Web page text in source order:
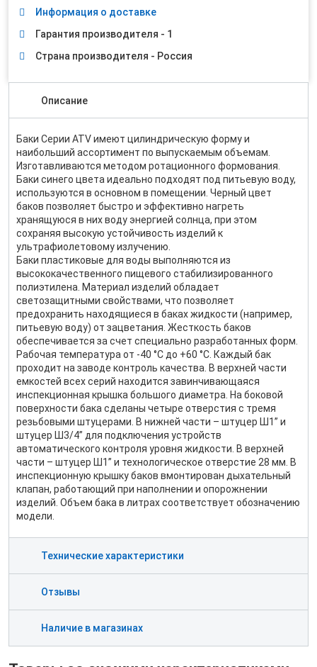
Информация о доставке
Гарантия производителя - 1
Страна производителя - Россия
Описание
Баки Серии ATV имеют цилиндрическую форму и
наибольший ассортимент по выпускаемым объемам.
Изготавливаются методом ротационного формования.
Баки синего цвета идеально подходят под питьевую воду,
используются в основном в помещении. Черный цвет
баков позволяет быстро и эффективно нагреть
хранящуюся в них воду энергией солнца, при этом
сохраняя высокую устойчивость изделий к
ультрафиолетовому излучению.
Баки пластиковые для воды выполняются из
высококачественного пищевого стабилизированного
полиэтилена. Материал изделий обладает
светозащитными свойствами, что позволяет
предохранить находящиеся в баках жидкости (например,
питьевую воду) от зацветания. Жесткость баков
обеспечивается за счет специально разработанных форм.
Рабочая температура от -40 °С до +60 °С. Каждый бак
проходит на заводе контроль качества. В верхней части
емкостей всех серий находится завинчивающаяся
инспекционная крышка большого диаметра. На боковой
поверхности бака сделаны четыре отверстия с тремя
резьбовыми штуцерами. В нижней части – штуцер Ш1” и
штуцер Ш3/4” для подключения устройств
автоматического контроля уровня жидкости. В верхней
части – штуцер Ш1” и технологическое отверстие 28 мм. В
инспекционную крышку баков вмонтирован дыхательный
клапан, работающий при наполнении и опорожнении
изделий. Объем бака в литрах соответствует обозначению
модели.
Технические характеристики
Отзывы
Наличие в магазинах